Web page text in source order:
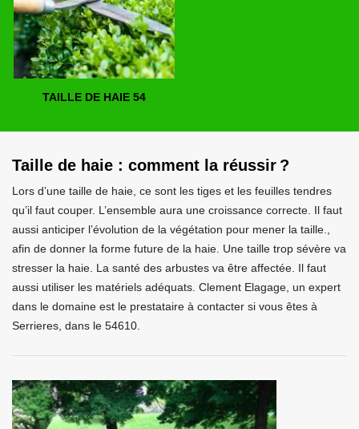
TAILLE DE HAIE 54
Taille de haie : comment la réussir ?
Lors d’une taille de haie, ce sont les tiges et les feuilles tendres
qu’il faut couper. L’ensemble aura une croissance correcte. Il faut
aussi anticiper l’évolution de la végétation pour mener la taille.,
afin de donner la forme future de la haie. Une taille trop sévère va
stresser la haie. La santé des arbustes va être affectée. Il faut
aussi utiliser les matériels adéquats. Clement Elagage, un expert
dans le domaine est le prestataire à contacter si vous êtes à
Serrieres, dans le 54610.